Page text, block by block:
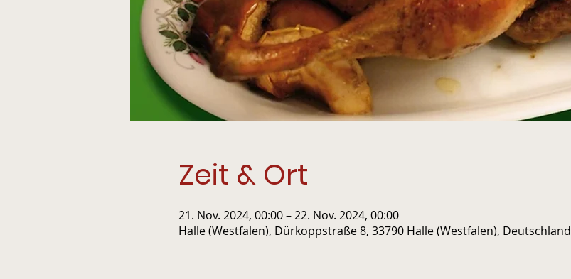
Zeit & Ort
21. Nov. 2024, 00:00 – 22. Nov. 2024, 00:00
Halle (Westfalen), Dürkoppstraße 8, 33790 Halle (Westfalen), Deutschland